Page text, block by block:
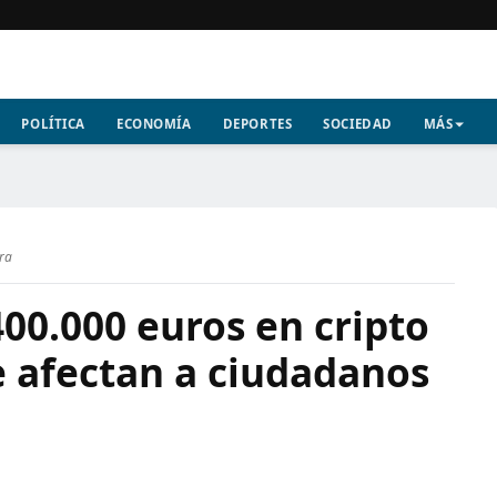
POLÍTICA ECONOMÍA DEPORTES SOCIEDAD MÁS
euros en cripto
afectan a ciudadanos